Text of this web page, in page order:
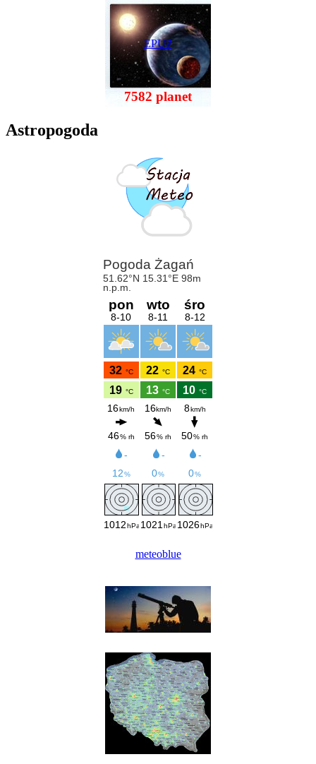
EPUP
7582 planet
Astropogoda
meteoblue